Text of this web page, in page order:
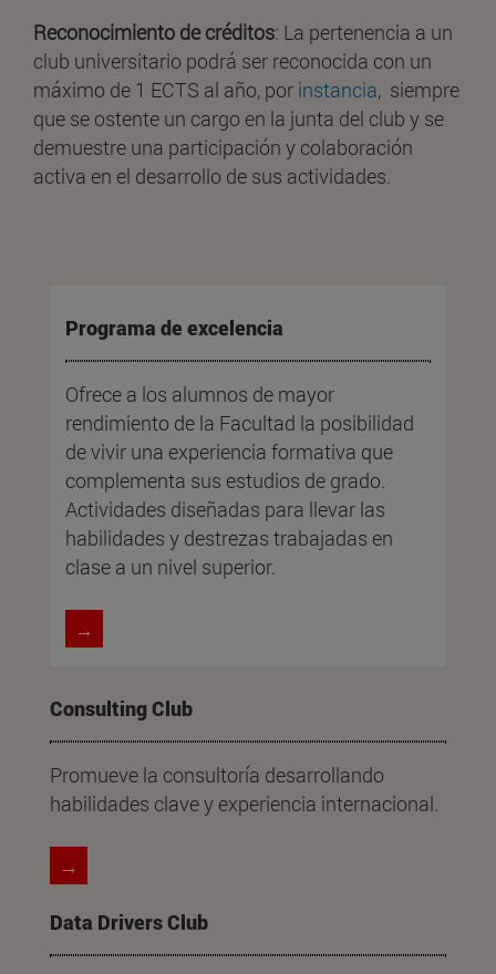
Reconocimiento de créditos: La pertenencia a un
club universitario podrá ser reconocida con un
máximo de 1 ECTS al año, por instancia, siempre
que se ostente un cargo en la junta del club y se
demuestre una participación y colaboración
activa en el desarrollo de sus actividades.
Programa de excelencia
Ofrece a los alumnos de mayor
rendimiento de la Facultad la posibilidad
de vivir una experiencia formativa que
complementa sus estudios de grado.
Actividades diseñadas para llevar las
habilidades y destrezas trabajadas en
clase a un nivel superior.
→
Consulting Club
Promueve la consultoría desarrollando
habilidades clave y experiencia internacional.
→
Data Drivers Club